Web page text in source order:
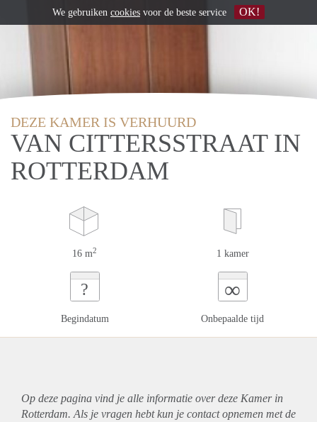
DEZE KAMER IS VERHUURD
VAN CITTERSSTRAAT IN
ROTTERDAM
16 m2 1 kamer
?
Begindatum
∞
Onbepaalde tijd
Op deze pagina vind je alle informatie over deze Kamer in
Rotterdam. Als je vragen hebt kun je contact opnemen met de
We gebruiken cookies voor de beste service OK!